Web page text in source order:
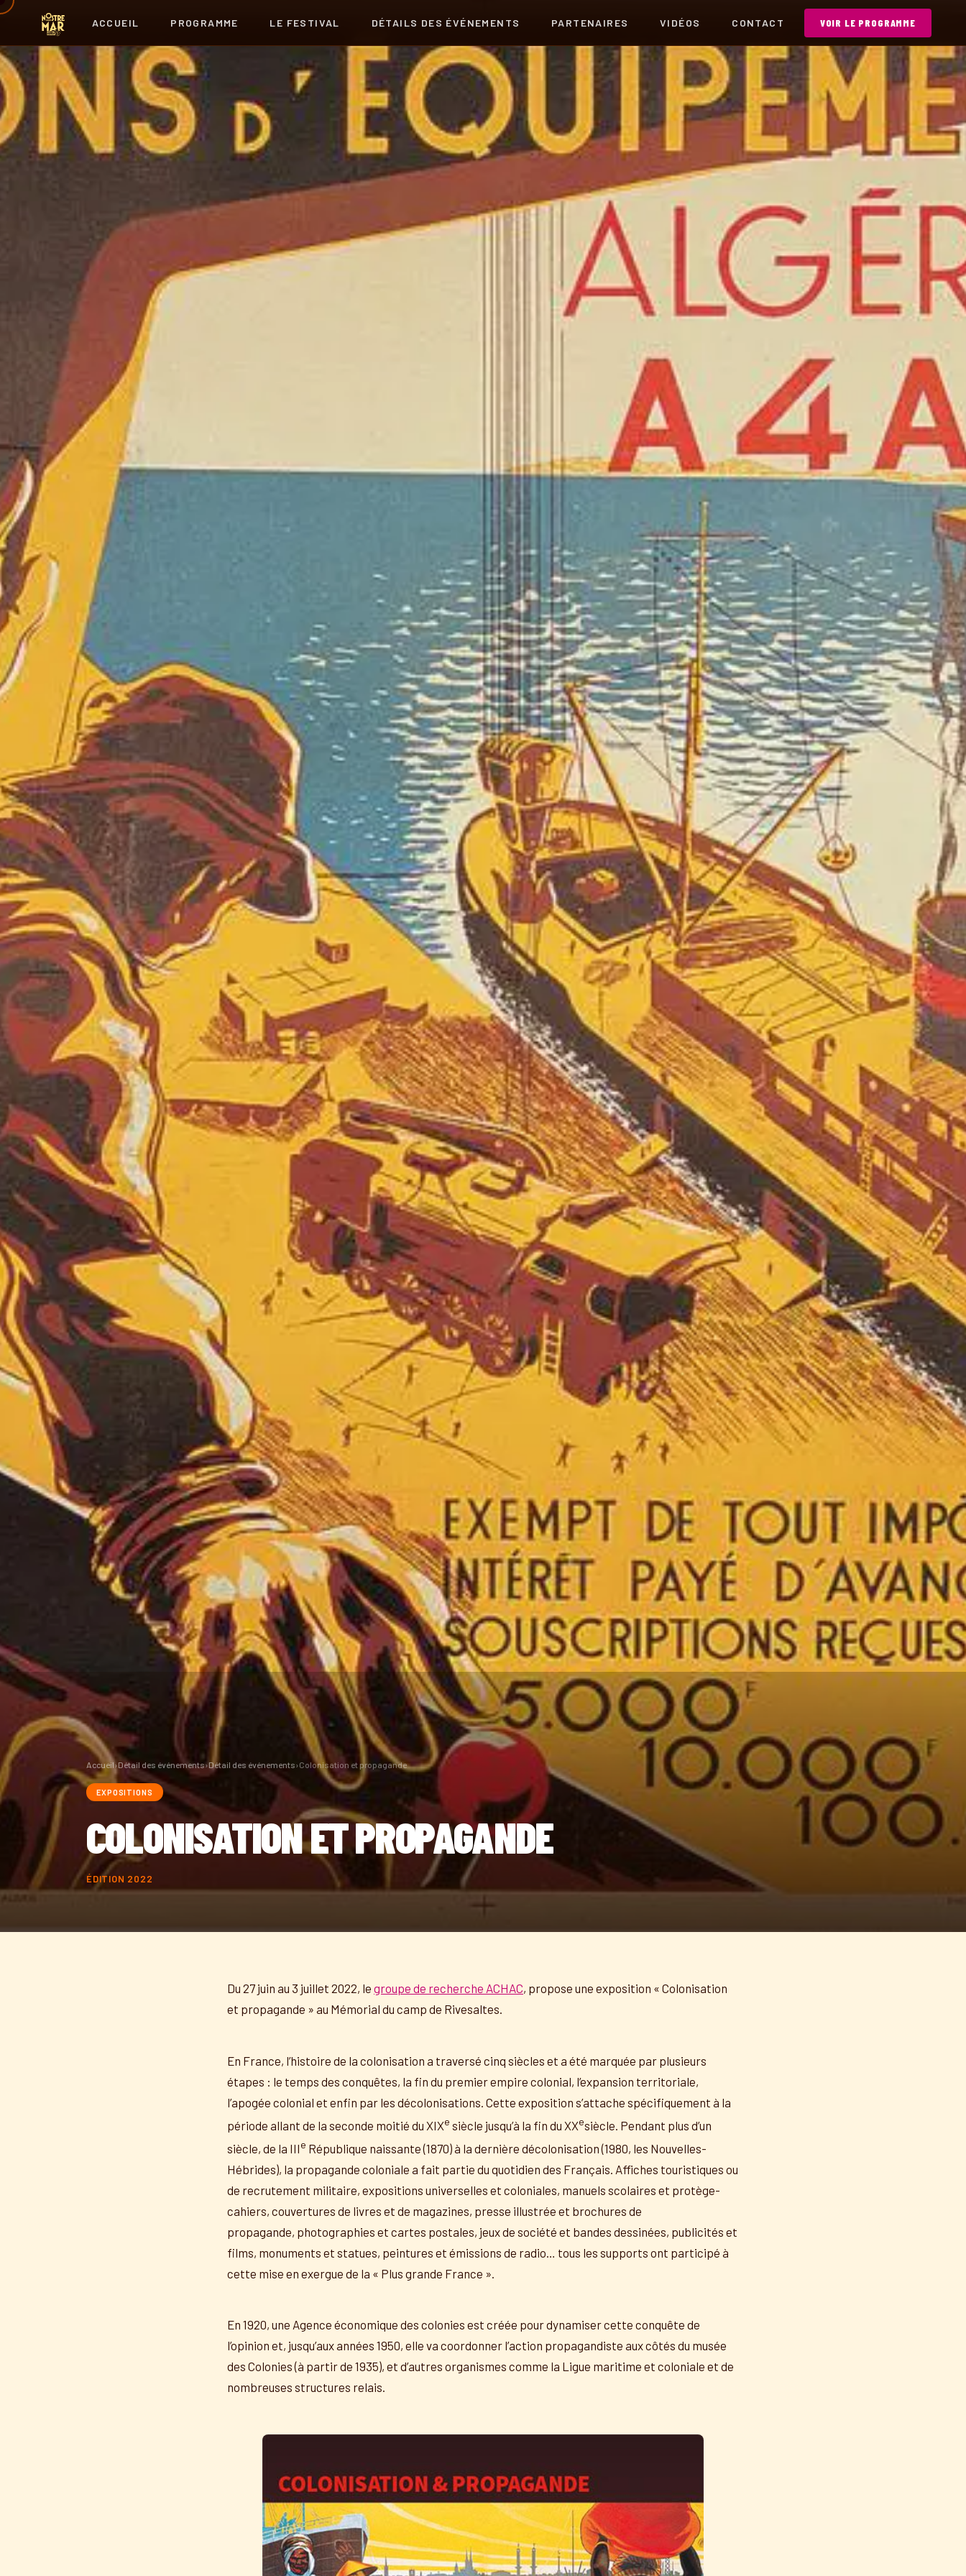
ACCUEIL PROGRAMME LE FESTIVAL DÉTAILS DES ÉVÉNEMENTS PARTENAIRES VIDÉOS CONTACT VOIR LE PROGRAMME
Accueil›Détail des événements›Détail des événements›Colonisation et propagande
EXPOSITIONS
COLONISATION ET PROPAGANDE
ÉDITION 2022
Du 27 juin au 3 juillet 2022, le groupe de recherche ACHAC, propose une exposition « Colonisation
et propagande » au Mémorial du camp de Rivesaltes.
En France, l’histoire de la colonisation a traversé cinq siècles et a été marquée par plusieurs
étapes : le temps des conquêtes, la fin du premier empire colonial, l’expansion territoriale,
l’apogée colonial et enfin par les décolonisations. Cette exposition s’attache spécifiquement à la
période allant de la seconde moitié du XIXe siècle jusqu’à la fin du XXesiècle. Pendant plus d’un
siècle, de la IIIe République naissante (1870) à la dernière décolonisation (1980, les Nouvelles-
Hébrides), la propagande coloniale a fait partie du quotidien des Français. Affiches touristiques ou
de recrutement militaire, expositions universelles et coloniales, manuels scolaires et protège-
cahiers, couvertures de livres et de magazines, presse illustrée et brochures de
propagande, photographies et cartes postales, jeux de société et bandes dessinées, publicités et
films, monuments et statues, peintures et émissions de radio… tous les supports ont participé à
cette mise en exergue de la « Plus grande France ».
En 1920, une Agence économique des colonies est créée pour dynamiser cette conquête de
l’opinion et, jusqu’aux années 1950, elle va coordonner l’action propagandiste aux côtés du musée
des Colonies (à partir de 1935), et d’autres organismes comme la Ligue maritime et coloniale et de
nombreuses structures relais.